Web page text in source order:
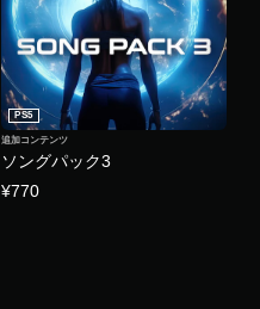
ソングパック3
PS5
追加コンテンツ
¥770